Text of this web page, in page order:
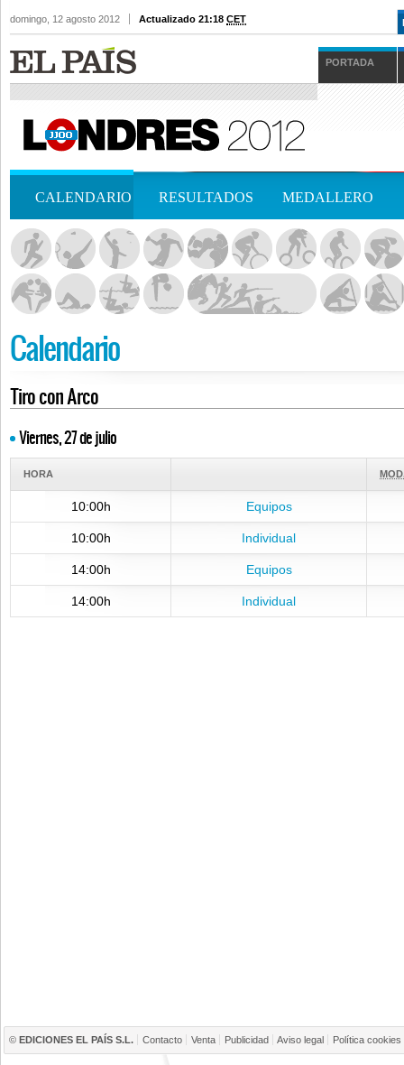
domingo, 12 agosto 2012 Actualizado 21:18 CET
PORTADA
CALENDARIO RESULTADOS MEDALLERO
Calendario
Tiro con Arco
Viernes, 27 de julio
HORA
10:00h Equipos
10:00h Individual
14:00h Equipos
14:00h Individual
© EDICIONES EL PAÍS S.L. Contacto Venta Publicidad Aviso legal Política cookies